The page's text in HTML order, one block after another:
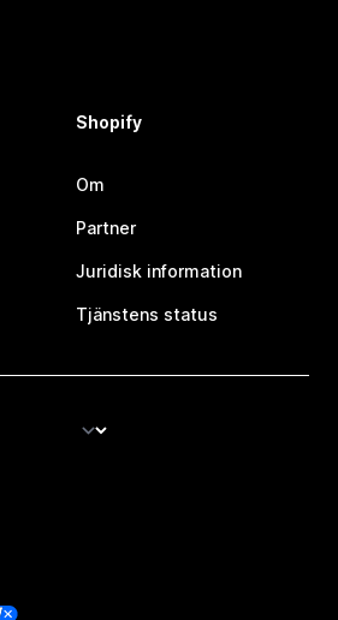
Shopify
Om
Partner
Juridisk information
Tjänstens status